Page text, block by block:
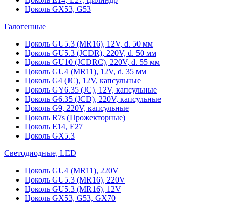
Цоколь GX53, G53
Галогенные
Цоколь GU5.3 (MR16), 12V, d. 50 мм
Цоколь GU5.3 (JCDR), 220V, d. 50 мм
Цоколь GU10 (JCDRC), 220V, d. 55 мм
Цоколь GU4 (MR11), 12V, d. 35 мм
Цоколь G4 (JC), 12V, капсульные
Цоколь GY6.35 (JC), 12V, капсульные
Цоколь G6.35 (JCD), 220V, капсульные
Цоколь G9, 220V, капсульные
Цоколь R7s (Прожекторные)
Цоколь E14, E27
Цоколь GX5.3
Светодиодные, LED
Цоколь GU4 (MR11), 220V
Цоколь GU5.3 (MR16), 220V
Цоколь GU5.3 (MR16), 12V
Цоколь GX53, G53, GX70